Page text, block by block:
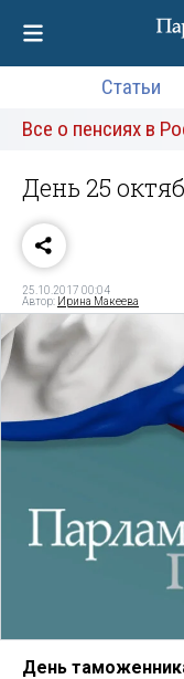
Статьи
Все о пенсиях в
День 25
25.10.2017 00:04
Автор: Ирина Макеева
День